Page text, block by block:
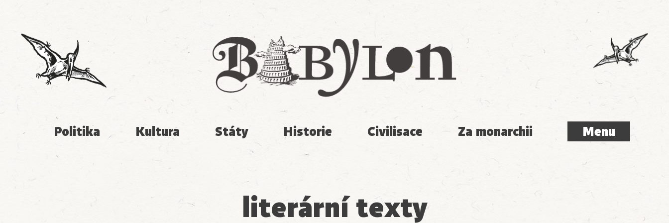
Babylon
Politika Kultura Státy Historie Civilisace Za monarchii Menu
Menu
literární texty